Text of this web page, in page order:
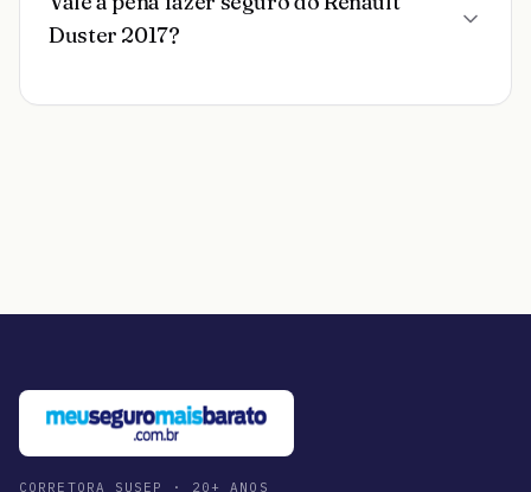
Duster 2017?
CORRETORA SUSEP · 20+ ANOS